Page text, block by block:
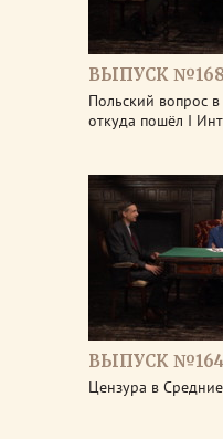
ВЫПУСК
Польский вопрос
откуда пошёл I
ВЫПУСК №164
Цензура в